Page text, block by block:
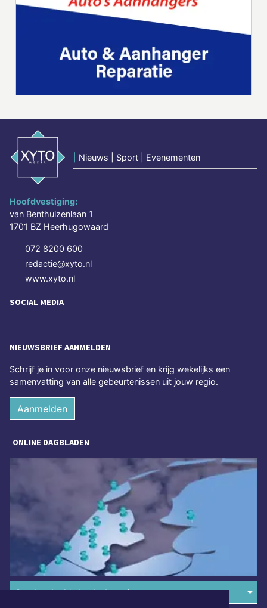
Nieuws | Sport | Evenementen
Hoofdvestiging:
van Benthuizenlaan 1
1701 BZ Heerhugowaard
072 8200 600
redactie@xyto.nl
www.xyto.nl
SOCIAL MEDIA
NIEUWSBRIEF AANMELDEN
Schrijf je in voor onze nieuwsbrief en krijg wekelijks een
samenvatting van alle gebeurtenissen uit jouw regio.
Aanmelden
ONLINE DAGBLADEN
Overige dagbladen in de regio